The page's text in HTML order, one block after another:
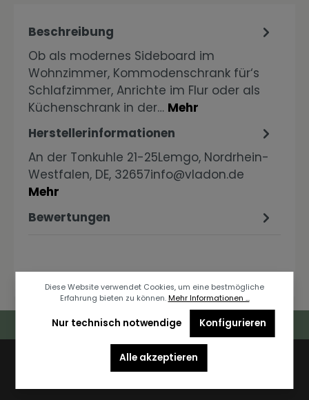
Beschreibung
Ob als modernes Sideboard im
Wohnzimmer, Kommodenschrank für‘s
Schlafzimmer, Anrichte im Flur oder als
Küchenschrank in der… Mehr
Herstellerinformationen
An der Tonkuhle 21-25Lemgo, Nordrhein-
Westfalen, DE, 32657info@vladon.de
Mehr
Bewertungen
Deutschlandweiter Kostenloser Versand
Newsletter
Diese Website verwendet Cookies, um eine bestmögliche
Erfahrung bieten zu können. Mehr Informationen ...
Nur technisch notwendige Konfigurieren
Alle akzeptieren